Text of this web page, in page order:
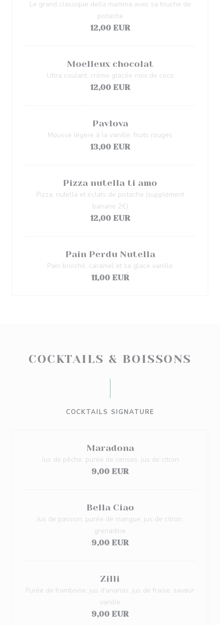
Le grand classique della mamma avec sa touche de
pistache
12,00 EUR
Moelleux chocolat
Ultra coulant, crème glacée noix de coco
12,00 EUR
Pavlova
Mousse légère à la vanille, fruits rouges
13,00 EUR
Pizza nutella ti amo
Pizza, nutella et éclats de pistache (supplément
banane 2€)
12,00 EUR
Pain Perdu Nutella
Pain brioché, caramel et sa glace vanille
11,00 EUR
COCKTAILS & BOISSONS
COCKTAILS SIGNATURE
Maradona
Jus de pêche, purée de cerises, jus de citron
9,00 EUR
Bella Ciao
Jus de passion, purée de mangue, jus de citron,
grenadine
9,00 EUR
Zilli
Purée de framboise, jus d'ananas, jus de fraise, saveur
vanille
9,00 EUR